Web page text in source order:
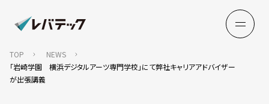
TOP
NEWS
「岩崎学園 横浜デジタルアーツ専門学校」にて弊社キャリアアドバイザー
が出張講義